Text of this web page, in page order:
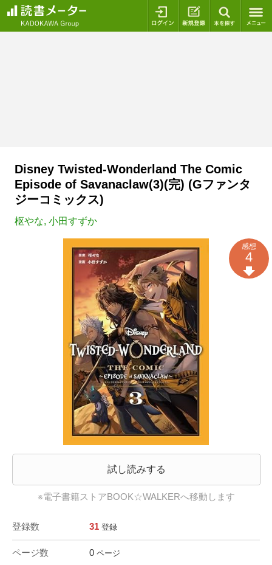
ログイン 新規登録
Disney Twisted-Wonderland The Comic
Episode of Savanaclaw(3)(完) (Gファンタ
ジーコミックス)
枢やな, 小田すずか
試し読みする
※電子書籍ストアBOOK☆WALKERへ移動します
登録数 31 登録
ページ数 0 ページ
感想
4